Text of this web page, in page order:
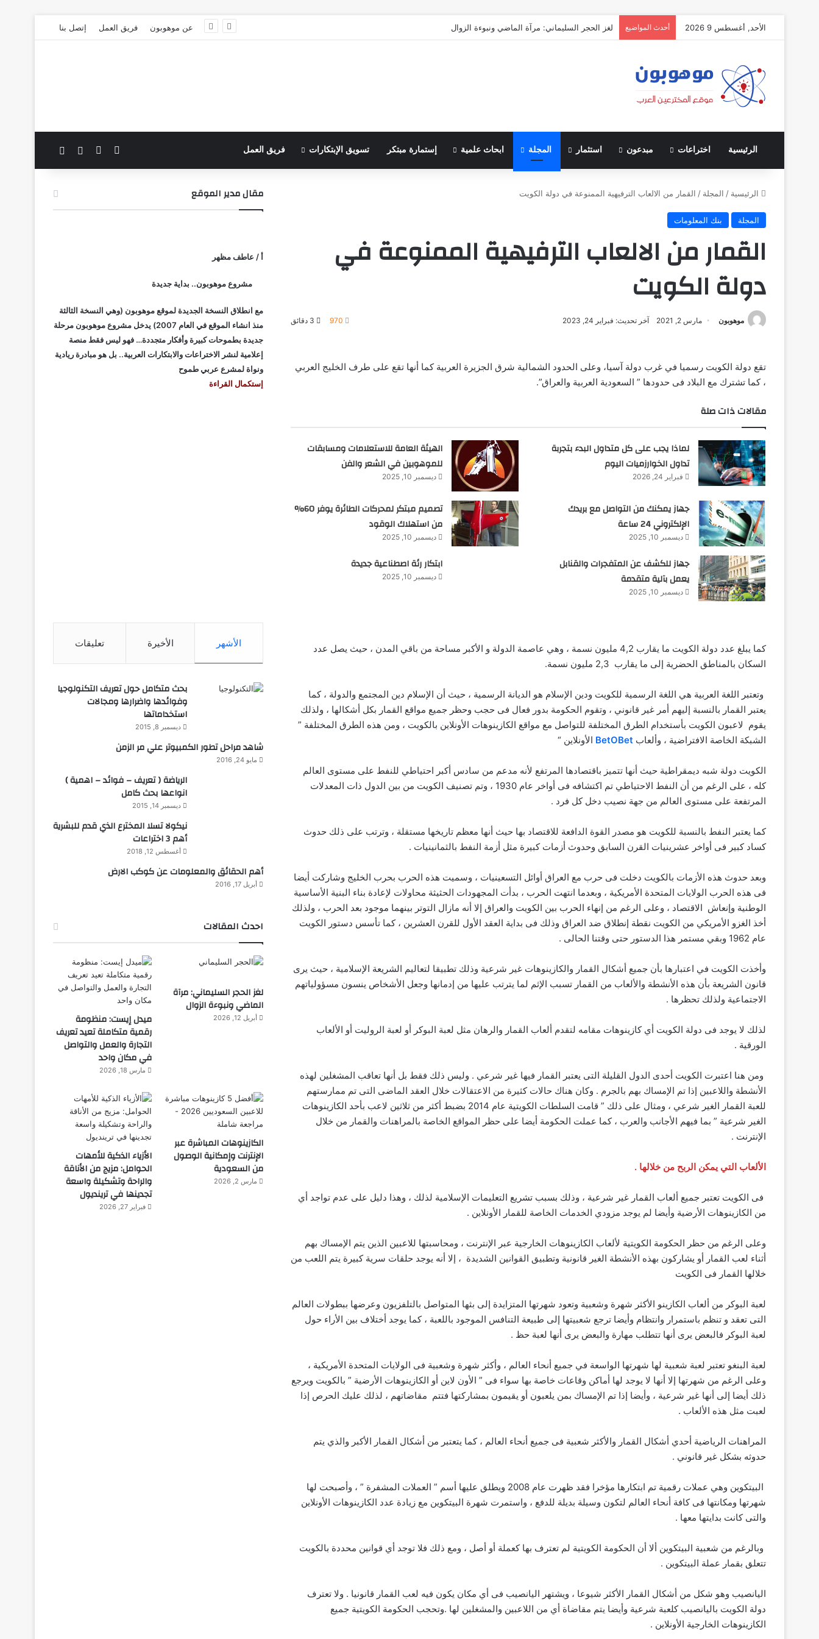
الأحد, أغسطس 9 2026 أحدث المواضيع لغز الحجر السليماني: مرآة الماضي ونبوءة الزوال عن موهوبون فريق العمل إتصل بنا
الرئيسية اختراعات مبدعون استثمار المجلة ابحاث علمية إستمارة مبتكر تسويق الإبتكارات فريق العمل فيسبوك الوضع المظلم
الرئيسية / المجلة / القمار من الالعاب الترفيهية الممنوعة في دولة الكويت
المجلة بنك المعلومات
القمار من الالعاب الترفيهية الممنوعة في
دولة الكويت
موهوبون مارس 2, 2021 آخر تحديث: فبراير 24, 2023 970
تقع دولة الكويت رسميا في غرب دولة آسيا، وعلى الحدود الشمالية شرق الجزيرة العربية كما أنها تقع على طرف الخليج العربي
، كما تشترك مع البلاد فى حدودها ” السعودية العربية والعراق”.
مقالات ذات صلة
لماذا يجب على كل متداول البدء بتجربة
تداول الخوارزميات اليوم
فبراير 24, 2026
الهيئة العامة للاستعلامات ومسابقات
للموهوبين في الشعر والفن
ديسمبر 10, 2025
جهاز يمكنك من التواصل مع بريدك
الإلكتروني 24 ساعة
ديسمبر 10, 2025
تصميم مبتكر لمحركات الطائرة يوفر 60%
من استهلاك الوقود
ديسمبر 10, 2025
جهاز للكشف عن المتفجرات والقنابل
يعمل بآلية متقدمة
ديسمبر 10, 2025
ابتكار رئة اصطناعية جديدة
ديسمبر 10, 2025
كما يبلغ عدد دولة الكويت ما يقارب 4,2 مليون نسمة ، وهي عاصمة الدولة و الأكبر مساحة من باقي المدن ، حيث يصل عدد
السكان بالمناطق الحضرية إلى ما يقارب 2,3 مليون نسمة.
وتعتبر اللغة العربية هي اللغة الرسمية للكويت ودين الإسلام هو الديانة الرسمية ، حيث أن الإسلام دين المجتمع والدولة ، كما
يعتبر القمار بالنسبة إليهم أمر غير قانوني ، وتقوم الحكومة بدور فعال فى حجب وحظر جميع مواقع القمار بكل أشكالها ، ولذلك
يقوم لاعبون الكويت بأستخدام الطرق المختلفة للتواصل مع مواقع الكازينوهات الأونلاين بالكويت ، ومن هذه الطرق المختلفة ”
الشبكة الخاصة الافتراضية ، وألعاب BetOBet الأونلاين “
الكويت دولة شبه ديمقراطية حيث أنها تتميز باقتصادها المرتفع لأنه مدعم من سادس أكبر احتياطي للنفط على مستوى العالم
كله ، على الرغم من أن النفط الاحتياطي تم اكتشافه فى أواخر عام 1930 ، وتم تصنيف الكويت من بين الدول ذات المعدلات
المرتفعة على مستوى العالم من جهة نصيب دخل كل فرد .
كما يعتبر النفط بالنسبة للكويت هو مصدر القوة الدافعة للاقتصاد بها حيث أنها معظم تاريخها مستقلة ، وترتب على ذلك حدوث
كساد كبير فى أواخر عشرينيات القرن السابق وحدوث أزمات كبيرة مثل أزمة النفط بالثمانينيات .
وبعد حدوث هذه الأزمات بالكويت دخلت فى حرب مع العراق أوائل التسعينيات ، وسميت هذه الحرب بحرب الخليج وشاركت أيضا
فى هذه الحرب الولايات المتحدة الأمريكية ، وبعدما انتهت الحرب ، بدأت المجهودات الحثيثة محاولات لإعادة بناء البنية الأساسية
الوطنية وإنعاش الاقتصاد ، وعلى الرغم من إنهاء الحرب بين الكويت والعراق إلا أنه مازال التوتر بينهما موجود بعد الحرب ، ولذلك
أخذ الغزو الأمريكي من الكويت نقطة إنطلاق ضد العراق وذلك فى بداية العقد الأول للقرن العشرين ، كما تأسس دستور الكويت
عام 1962 وبقي مستمر هذا الدستور حتى وقتنا الحالى .
وأخذت الكويت في اعتبارها بأن جميع أشكال القمار والكازينوهات غير شرعية وذلك تطبيقا لتعاليم الشريعة الإسلامية ، حيث يرى
قانون الشريعة بأن هذه الأنشطة والألعاب من القمار تسبب الإثم لما يترتب عليها من إدمانها وجعل الأشخاص ينسون مسؤولياتهم
الاجتماعية ولذلك تحظرها .
لذلك لا يوجد فى دولة الكويت أي كازينوهات مقامه لتقدم ألعاب القمار والرهان مثل لعبة البوكر أو لعبة الروليت أو الألعاب
الورقية .
ومن هنا اعتبرت الكويت أحدى الدول القليلة التى يعتبر القمار فيها غير شرعي . وليس ذلك فقط بل أنها تعاقب المشغلين لهذه
الأنشطة واللاعبين إذا تم الإمساك بهم بالجرم . وكان هناك حالات كثيرة من الاعتقالات خلال العقد الماضى التى تم ممارستهم
للعبة القمار الغير شرعي ، ومثال على ذلك ” قامت السلطات الكويتية عام 2014 بضبط أكثر من ثلاثين لاعب بأحد الكازينوهات
الغير شرعية ” بما فيهم الأجانب والعرب ، كما عملت الحكومة أيضا على حظر المواقع الخاصة بالمراهنات والقمار من خلال
الإنترنت .
الألعاب التي يمكن الربح من خلالها .
فى الكويت تعتبر جميع ألعاب القمار غير شرعية ، وذلك بسبب تشريع التعليمات الإسلامية لذلك ، وهذا دليل على عدم تواجد أي
من الكازينوهات الأرضية وأيضا لم يوجد مزودي الخدمات الخاصة للقمار الأونلاين .
وعلى الرغم من حظر الحكومة الكويتية لألعاب الكازينوهات الخارجية عبر الإنترنت ، ومحاسبتها للاعبين الذين يتم الإمساك بهم
أثناء لعب القمار أو يشاركون بهذه الأنشطة الغير قانونية وتطبيق القوانين الشديدة ، إلا أنه يوجد حلقات سرية كبيرة يتم اللعب من
خلالها القمار فى الكويت
لعبة البوكر من ألعاب الكازينو الأكثر شهرة وشعبية وتعود شهرتها المتزايدة إلى بثها المتواصل بالتلفزيون وعرضها ببطولات العالم
التى تعقد و تنظم باستمرار وانتظام وأيضا ترجع شعبيتها إلى طبيعة التنافس الموجود باللعبة ، كما يوجد أختلاف بين الأراء حول
لعبة البوكر فالبعض يرى أنها تتطلب مهارة والبعض يرى أنها لعبة حظ .
لعبة البنغو تعتبر لعبة شعبية لها شهرتها الواسعة في جميع أنحاء العالم ، وأكثر شهرة وشعبية فى الولايات المتحدة الأمريكية ،
وعلى الرغم من شهرتها إلا أنها لا يوجد لها أماكن وقاعات خاصة بها سواء فى ” الأون لاين أو الكازينوهات الأرضية ” بالكويت ويرجع
ذلك أيضا إلى أنها غير شرعية ، وأيضا إذا تم الإمساك بمن يلعبون أو يقيمون بمشاركتها فتتم مقاضاتهم ، لذلك عليك الحرص إذا
لعبت مثل هذه الألعاب .
المراهنات الرياضية أحدي أشكال القمار والأكثر شعبية فى جميع أنحاء العالم ، كما يتعتبر من أشكال القمار الأكبر والذي يتم
حدوثه بشكل غير قانوني .
البيتكوين وهي عملات رقمية تم ابتكارها مؤخرا فقد ظهرت عام 2008 ويطلق عليها أسم ” العملات المشفرة ” ، وأصبحت لها
شهرتها ومكانتها فى كافة أنحاء العالم لتكون وسيلة بديلة للدفع ، واستمرت شهرة البيتكوين مع زيادة عدد الكازينوهات الأونلاين
والتى كانت بدايتها معها .
وبالرغم من شعبية البيتكوين ألا أن الحكومة الكويتية لم تعترف بها كعملة أو أصل ، ومع ذلك فلا توجد أي قوانين محددة بالكويت
تتعلق بقمار عملة البيتكوين .
اليانصيب وهو شكل من أشكال القمار الأكثر شيوعا ، ويشتهر اليانصيب فى أي مكان يكون فيه لعب القمار قانونيا . ولا تعترف
دولة الكويت باليانصيب كلعبة شرعية وأيضا يتم مقاضاة أي من اللاعبين والمشغلين لها .وتحجب الحكومة الكويتية جميع
الكازينوهات الخارجية الأونلاين .
مقال مدير الموقع
أ / عاطف مظهر
مشروع موهوبون.. بداية جديدة
مع انطلاق النسخة الجديدة لموقع موهوبون (وهي النسخة الثالثة
منذ انشاء الموقع في العام 2007) يدخل مشروع موهوبون مرحلة
جديدة بطموحات كبيرة وأفكار متجددة… فهو ليس فقط منصة
إعلامية لنشر الاختراعات والابتكارات العربية.. بل هو مبادرة ريادية
ونواة لمشرع عربي طموح
إستكمال القراءة
الأشهر الأخيرة تعليقات
بحث متكامل حول تعريف التكنولوجيا
وفوائدها واضرارها ومجالات
استخداماتها
ديسمبر 8, 2015
شاهد مراحل تطور الكمبيوتر علي مر الزمن
مايو 24, 2016
الرياضة ( تعريف – فوائد – اهمية )
انواعها بحث كامل
ديسمبر 14, 2015
نيكولا تسلا المخترع الذي قدم للبشرية
أهم 3 اختراعات
أغسطس 12, 2018
أهم الحقائق والمعلومات عن كوكب الارض
أبريل 17, 2016
احدث المقالات
لغز الحجر السليماني: مرآة
الماضي ونبوءة الزوال
أبريل 12, 2026
ميدل إيست: منظومة
رقمية متكاملة تعيد تعريف
التجارة والعمل والتواصل
في مكان واحد
مارس 18, 2026
الكازينوهات المباشرة عبر
الإنترنت وإمكانية الوصول
من السعودية
مارس 2, 2026
الأزياء الذكية للأمهات
الحوامل: مزيج من الأناقة
والراحة وتشكيلة واسعة
تجدينها في ترينديول
فبراير 27, 2026